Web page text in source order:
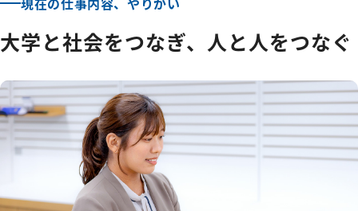
大学と社会をつなぎ、人と人をつなぐ